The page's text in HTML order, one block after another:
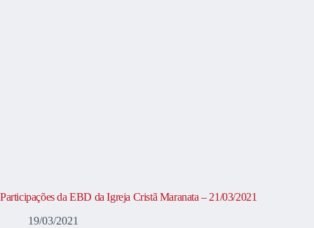
Participações da EBD da Igreja Cristã Maranata – 21/03/2021
19/03/2021